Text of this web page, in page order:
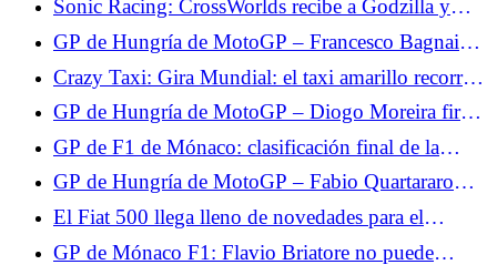
pelea”
Sonic Racing: CrossWorlds recibe a Godzilla y
Evangelion.
GP de Hungría de MotoGP – Francesco Bagnaia
evita el caos para terminar en el podio: “Tuve
mucha suerte”
Crazy Taxi: Gira Mundial: el taxi amarillo recorrerá
el mundo en 2027.
GP de Hungría de MotoGP – Diogo Moreira firma
su mejor resultado: “No tomé la decisión correcta
con el neumático trasero”
GP de F1 de Mónaco: clasificación final de la
carrera, retirada de Max Verstappen, Isack Hadjar
ocupa el 3er puesto
GP de Hungría de MotoGP – Fabio Quartararo
abandona: “No podía conducir”
El Fiat 500 llega lleno de novedades para el
verano: serie especial Dolcevita y versión
microhíbrida 3+1
GP de Mónaco F1: Flavio Briatore no puede